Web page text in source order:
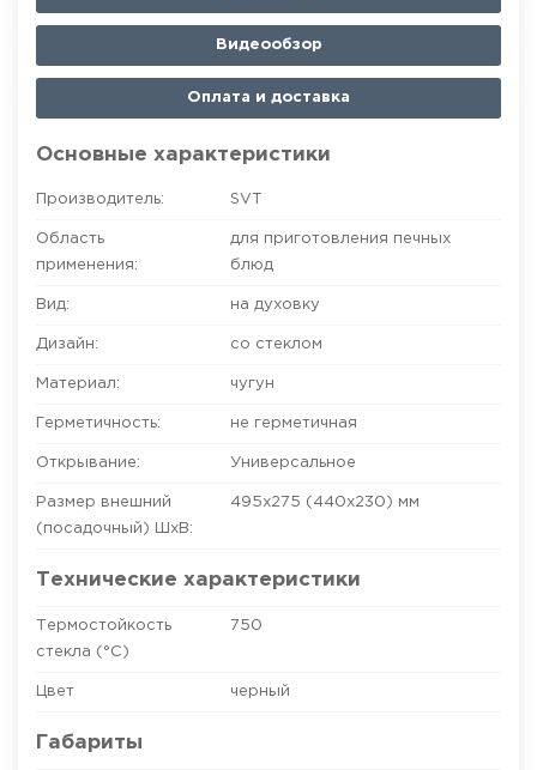
Видеообзор
Оплата и доставка
Основные характеристики
Производитель: SVT
Область
применения:
для приготовления печных
блюд
Вид: на духовку
Дизайн: со стеклом
Материал: чугун
Герметичность: не герметичная
Открывание: Универсальное
Размер внешний
(посадочный) ШхВ:
495х275 (440х230) мм
Технические характеристики
Термостойкость
стекла (°C)
750
Цвет черный
Габариты